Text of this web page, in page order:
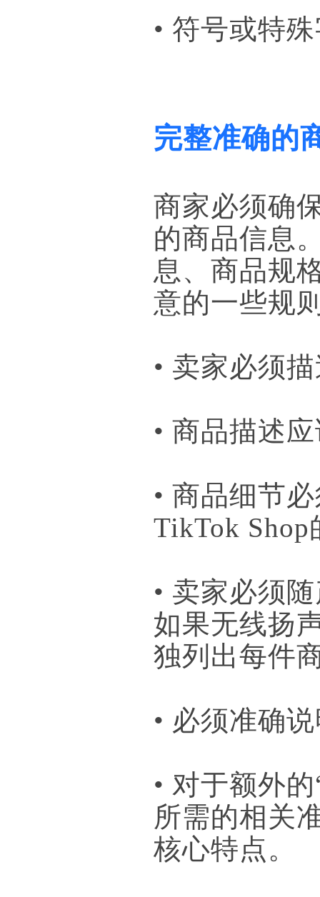
• 符号或特
完整准确
商家必须确
的商品信息
息、商品规
意的一些规
• 卖家必须
• 商品描述
• 商品细节
TikTok
• 卖家必须
如果无线扬
独列出每件
• 必须准确
• 对于额外
所需的相关
核心特点。